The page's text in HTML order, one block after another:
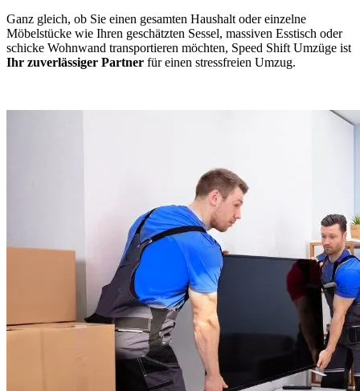
Ganz gleich, ob Sie einen gesamten Haushalt oder einzelne
Möbelstücke wie Ihren geschätzten Sessel, massiven Esstisch oder
schicke Wohnwand transportieren möchten, Speed Shift Umzüge ist
Ihr zuverlässiger Partner für einen stressfreien Umzug.